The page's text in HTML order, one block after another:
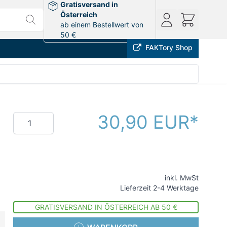
Gratisversand in
Österreich
ab einem Bestellwert von
50 €
FAKTory Shop
Menge 30,90 EUR
inkl. MwSt
Lieferzeit 2-4 Werktage
GRATISVERSAND IN ÖSTERREICH AB 50 €